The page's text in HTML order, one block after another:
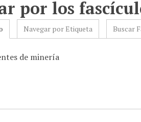
por los
Navegar por Etiqueta Buscar
de minería